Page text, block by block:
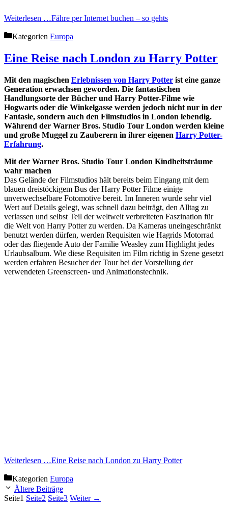
Weiterlesen …Fähre per Internet buchen – so gehts
Kategorien Europa
Eine Reise nach London zu Harry Potter
Mit den magischen Erlebnissen von Harry Potter ist eine ganze
Generation erwachsen geworden. Die fantastischen
Handlungsorte der Bücher und Harry Potter-Filme wie
Hogwarts oder die Winkelgasse werden jedoch nicht nur in der
Fantasie, sondern auch den Filmstudios in London lebendig.
Während der Warner Bros. Studio Tour London werden kleine
und große Muggel zu Zauberern in ihrer eigenen Harry Potter-
Erfahrung.
Mit der Warner Bros. Studio Tour London Kindheitsträume
wahr machen
Das Gelände der Filmstudios hält bereits beim Eingang mit dem
blauen dreistöckigem Bus der Harry Potter Filme einige
unverwechselbare Fotomotive bereit. Im Inneren wurde sehr viel
Wert auf Details gelegt, was schnell dazu beiträgt, den Alltag zu
verlassen und selbst Teil der weltweit verbreiteten Faszination für
die Welt von Harry Potter zu werden. Da Kameras uneingeschränkt
benutzt werden dürfen, werden Requisiten wie Hagrids Motorrad
oder das fliegende Auto der Familie Weasley zum Highlight jedes
Urlaubsalbum. Wie diese Requisiten im Film richtig in Szene gesetzt
werden erfahren Besucher der Tour bei der Vorstellung der
verwendeten Greenscreen- und Animationstechnik.
Weiterlesen …Eine Reise nach London zu Harry Potter
Kategorien Europa
Ältere Beiträge
Seite1 Seite2 Seite3 Weiter →